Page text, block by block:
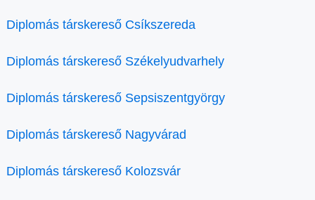
Diplomás társkereső Csíkszereda
Diplomás társkereső Székelyudvarhely
Diplomás társkereső Sepsiszentgyörgy
Diplomás társkereső Nagyvárad
Diplomás társkereső Kolozsvár